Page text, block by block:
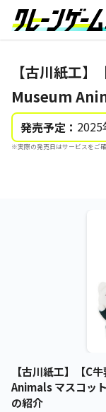
【古川紙工
Museum
発売予定：
※実際の発売日はサービスをご確
【古川紙工】【C
Animals マスコッ
の紹介